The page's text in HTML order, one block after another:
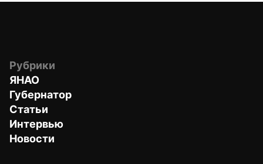
Рубрики
ЯНАО
Губернатор
Статьи
Интервью
Новости